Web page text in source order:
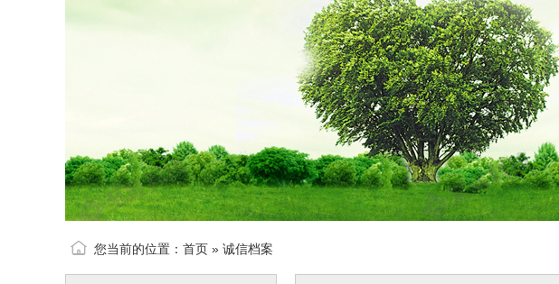
您当前的位置： 首页 » 诚信档案